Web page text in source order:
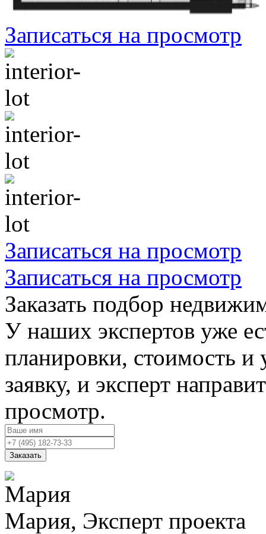
Записаться на просмотр
Записаться на просмотр
Записаться на просмотр
Заказать подбор
У наших экспертов уже
планировки, стоимость и
заявку, и эксперт
просмотр.
Заказать
Мария, Эксперт проекта